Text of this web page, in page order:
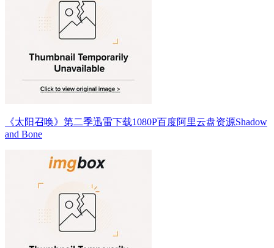
《太阳召唤》第二季迅雷下载1080P百度阿里云盘资源Shadow
and Bone